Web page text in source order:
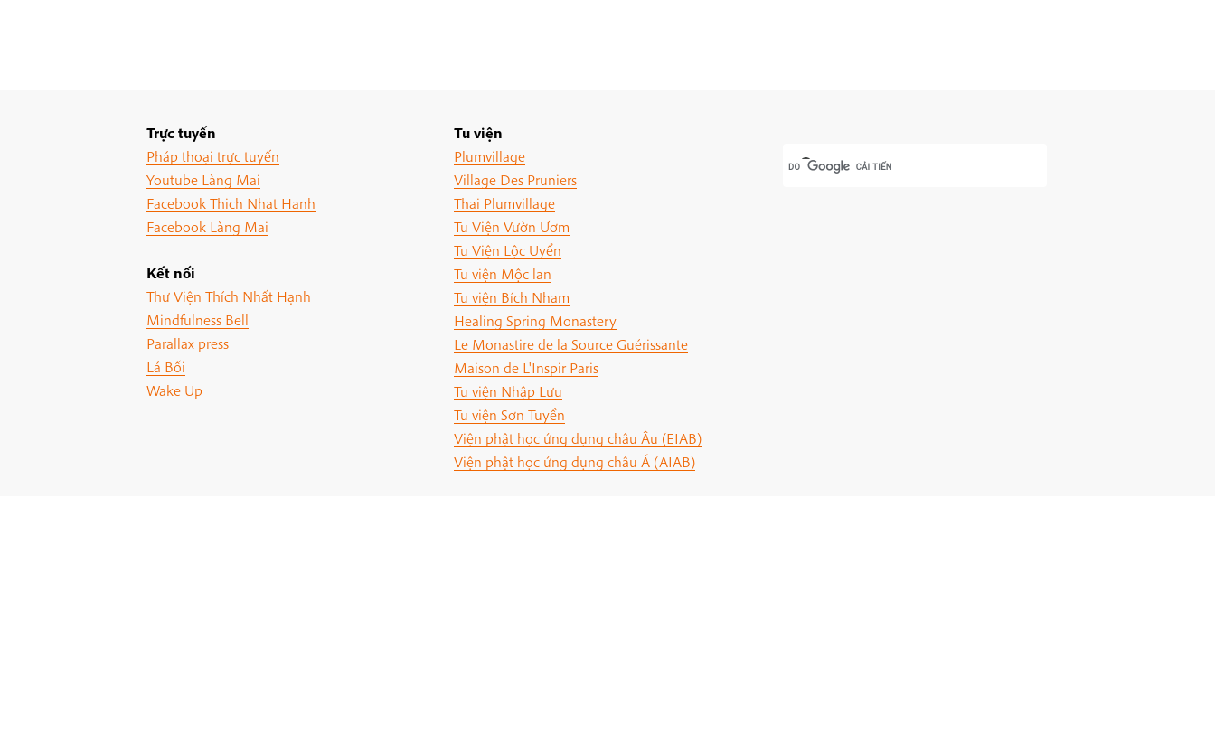
Trực tuyến
Pháp thoại trực tuyến
Youtube Làng Mai
Facebook Thich Nhat Hanh
Facebook Làng Mai
Kết nối
Thư Viện Thích Nhất Hạnh
Mindfulness Bell
Parallax press
Lá Bối
Wake Up
Tu viện
Plumvillage
Village Des Pruniers
Thai Plumvillage
Tu Viện Vườn Ươm
Tu Viện Lộc Uyển
Tu viện Mộc lan
Tu viện Bích Nham
Healing Spring Monastery
Le Monastire de la Source Guérissante
Maison de L'Inspir Paris
Tu viện Nhập Lưu
Tu viện Sơn Tuyền
Viện phật học ứng dụng châu Âu (EIAB)
Viện phật học ứng dụng châu Á (AIAB)